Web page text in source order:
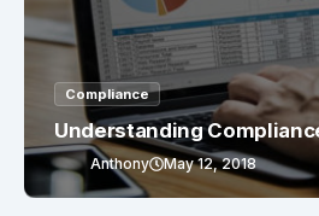
Compliance
Understanding
Anthony May 12, 2018